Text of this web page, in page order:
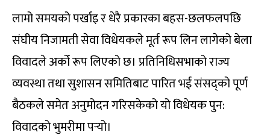
लामो समयको पर्खाइ र धेरै प्रकारका बहस-छलफलपछि
संघीय निजामती सेवा विधेयकले मूर्त रूप लिन लागेको बेला
विवादले अर्को रूप लिएको छ। प्रतिनिधिसभाको राज्य
व्यवस्था तथा सुशासन समितिबाट पारित भई संसद्को पूर्ण
बैठकले समेत अनुमोदन गरिसकेको यो विधेयक पुन:
विवादको भुमरीमा पर्‍यो।